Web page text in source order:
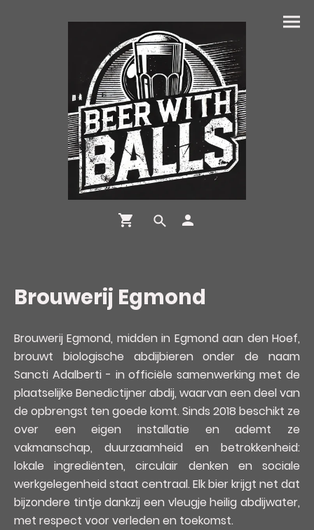
Brouwerij Egmond
Brouwerij Egmond, midden in Egmond aan den Hoef,
brouwt biologische abdijbieren onder de naam
Sancti Adalberti - in officiële samenwerking met de
plaatselijke Benedictijner abdij, waarvan een deel van
de opbrengst ten goede komt. Sinds 2018 beschikt ze
over een eigen installatie en ademt ze
vakmanschap, duurzaamheid en betrokkenheid:
lokale ingrediënten, circulair denken en sociale
werkgelegenheid staat centraal. Elk bier krijgt net dat
bijzondere tintje dankzij een vleugje heilig abdijwater,
met respect voor verleden en toekomst.